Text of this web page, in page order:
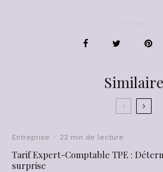
Similaire
Entreprise · 22 min de lecture
Tarif Expert-Comptable TPE :
surprise